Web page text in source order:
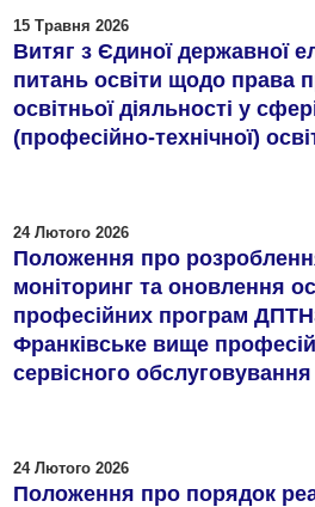
15 Травня 2026
Витяг з Єдиної державної
питань освіти щодо права
освітньої діяльності у
(професійно-технічної)
24 Лютого 2026
Положення про
моніторинг та оновлення
професійних програм
Франківське вище
сервісного обслуговування
24 Лютого 2026
Положення про порядок